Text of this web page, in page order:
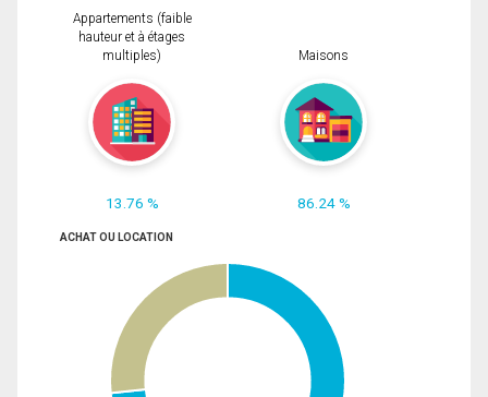
Appartements (faible
hauteur et à étages
multiples)
13.76 %
Maisons
86.24 %
ACHAT OU LOCATION